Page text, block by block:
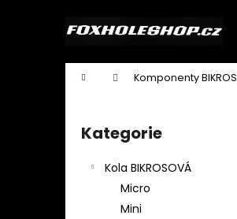
Domů Komponenty BIKROS
Přeskočit
kategorie
Kategorie
Kola BIKROSOVÁ
Micro
Mini
Zpět
Zpět